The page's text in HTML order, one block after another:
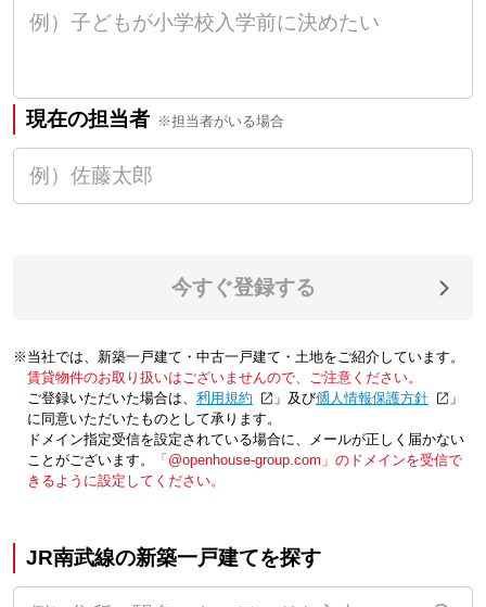
現在の担当者 ※担当者がいる場合
今すぐ登録する
※当社では、新築一戸建て・中古一戸建て・土地をご紹介しています。
賃貸物件のお取り扱いはございませんので、ご注意ください。
ご登録いただいた場合は、「利用規約 」及び「個人情報保護方針
」
に同意いただいたものとして承ります。
ドメイン指定受信を設定されている場合に、メールが正しく届かない
ことがございます。
「@openhouse-group.com」のドメインを受信で
きるように設定してください。
JR南武線の新築一戸建てを探す